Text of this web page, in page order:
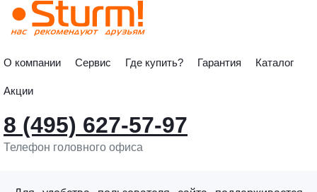
О компании Сервис Где купить? Гарантия Каталог
Акции
8 (495) 627-57-97
Телефон головного офиса